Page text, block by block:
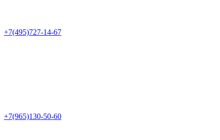
+7(495)727-14-67
+7(965)130-50-60